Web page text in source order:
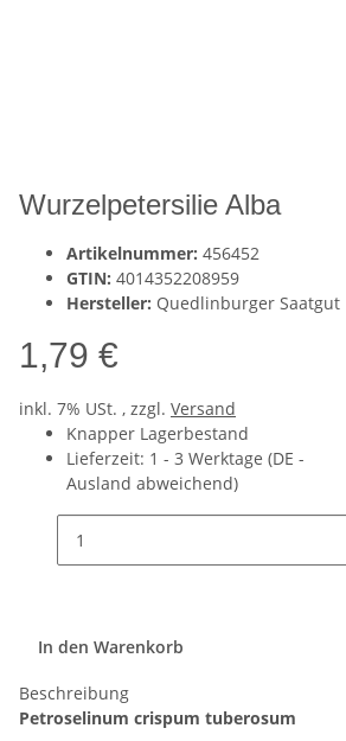
Wurzelpetersilie Alba
Artikelnummer: 456452
GTIN: 4014352208959
Hersteller: Quedlinburger Saatgut
1,79 €
inkl. 7% USt. , zzgl. Versand
Knapper Lagerbestand
Lieferzeit: 1 - 3 Werktage (DE -
Ausland abweichend)
In den Warenkorb
Beschreibung
Petroselinum crispum tuberosum